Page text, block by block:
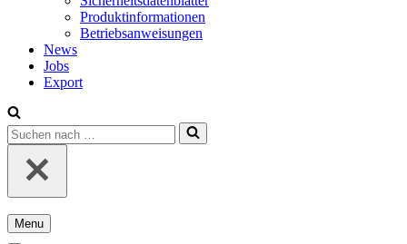
Produktinformationen
Betriebsanweisungen
News
Jobs
Export
Suchen
nach …
Menu
Navigations-